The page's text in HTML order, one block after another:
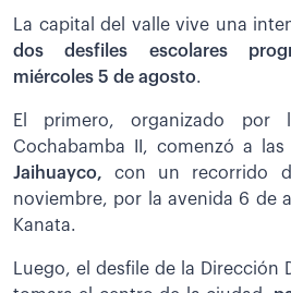
La capital del valle vive una
dos desfiles escolares
miércoles 5 de agosto.
El primero, organizado por
Cochabamba II, comenzó a
Jaihuayco, con un recorrido
noviembre, por la avenida 6 de
Kanata.
Luego, el desfile de la Dirección